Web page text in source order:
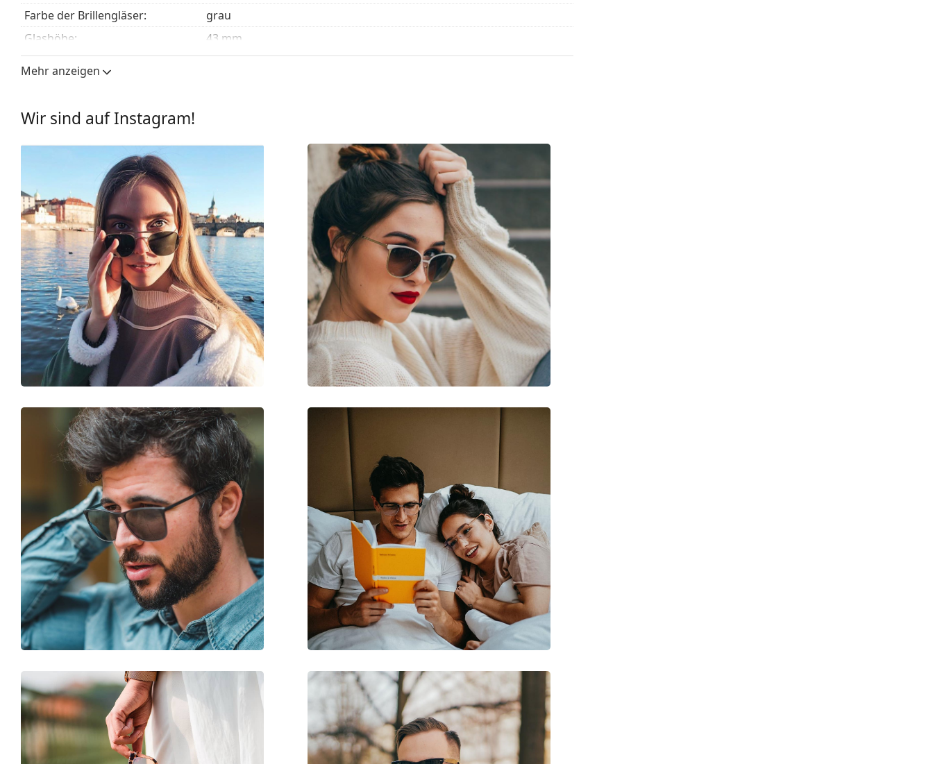
Farbe der Brillengläser:
grau
Glashöhe:
43 mm
Glasbreite:
46 mm
Brillenfassungen
Rechteckig
Farbe der Fassung:
Material der Fassung:
Kunststoff
Größe:
M
Brillenbreite:
138 mm
Bügellänge:
145 mm
Gewicht:
285 g
Verstellbare Nasenpads:
Nein
Federscharnier:
Nein
Accessories
Etui:
Ja
Weiteres
Herren
Kategorie:
Sonnenbrillen
Marke:
Dolce & Gabbana
Verwendung:
Mode
Code:
0DG 6177 501/87 46
Mit Stärke verfügbar :
Nein
Mehr anzeigen
Wir sind auf Instagram!